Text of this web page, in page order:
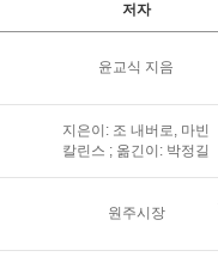
저자
윤교식 지음
지은이: 조 내버로, 마빈
칼린스 ; 옮긴이: 박정길
원주시장